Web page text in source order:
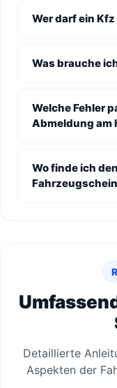
Wer darf ein
Was brauche
Welche Fehler
Abmeldung am
Wo finde ich
Detaillierte
Aspekten der